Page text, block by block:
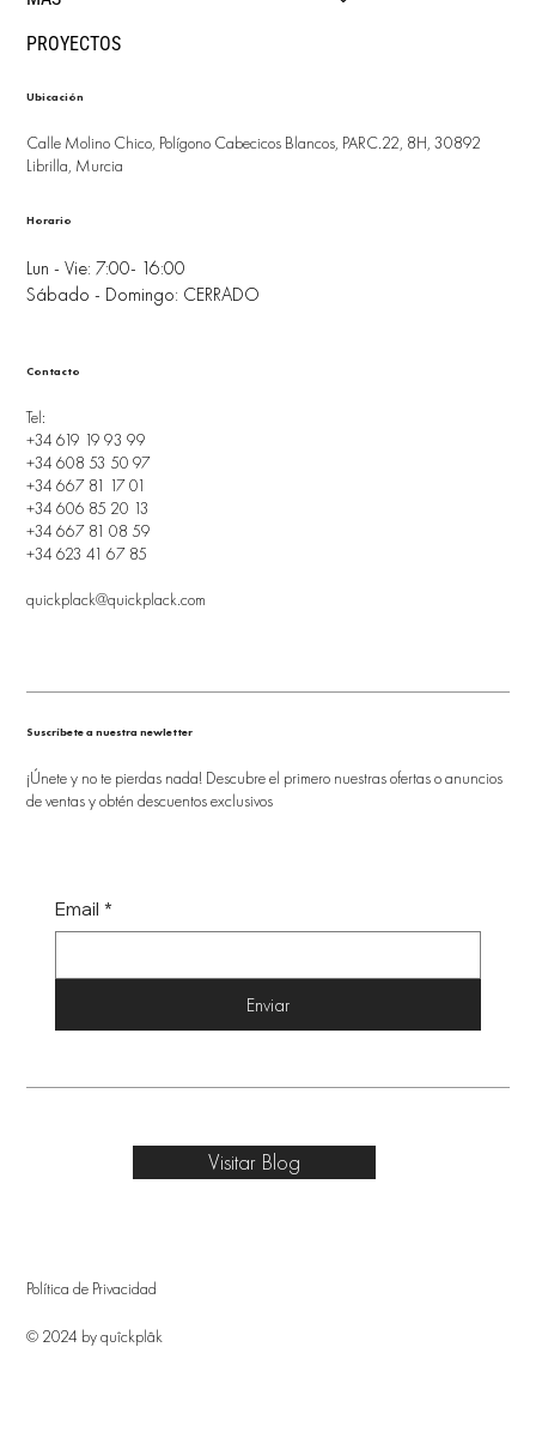
PROYECTOS
Ubicación
Calle Molino Chico, Polígono Cabecicos Blancos, PARC.22, 8H, 30892
Librilla, Murcia
Lun - Vie: 7:00- 16:00
Sábado - Domingo: CERRADO
Horario
Tel:
+34 619 19 93 99
+34 608 53 50 97
+34 667 81 17 01
+34 606 85 20 13
+34 667 81 08 59
+34 623 41 67 85
quickplack@quickplack.com
Contacto
Suscríbete a nuestra newletter
¡Únete y no te pierdas nada! Descubre el primero nuestras ofertas o anuncios
de ventas y obtén descuentos exclusivos
Email *
Enviar
Política de Privacidad
© 2024 by quîckplâk
Visitar Blog